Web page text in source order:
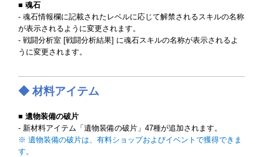
■ 魂石
- 魂石情報欄に記載されたレベルに応じて解禁されるスキルの名称
が表示されるように変更されます。
- 戦闘分析室 [戦闘分析結果] に魂石スキルの名称が表示されるよ
うに変更されます。
◆ 材料アイテム
■ 遺物装備の破片
- 新材料アイテム「遺物装備の破片」47種が追加されます。
※ 遺物装備の破片は、有料ショップおよびイベントで獲得できま
す。